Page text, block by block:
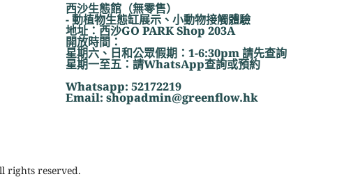
西沙生態館（無零售）
- 動植物生態缸展示、小動物接觸體驗
地址：西沙GO PARK Shop 203A
開放時間：
星期六、日和公眾假期：1-6:30pm 請先查詢
星期一至五：請WhatsApp查詢或預約
Whatsapp: 52172219
Email: shopadmin@greenflow.hk
rights reserved.